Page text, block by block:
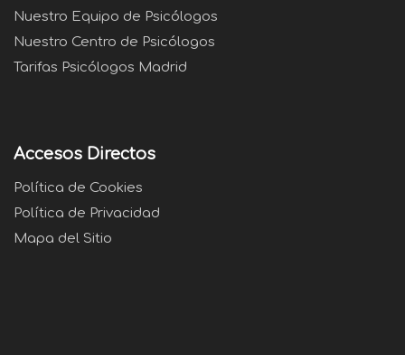
Nuestro Equipo de Psicólogos
Nuestro Centro de Psicólogos
Tarifas Psicólogos Madrid
Accesos Directos
Política de Cookies
Política de Privacidad
Mapa del Sitio